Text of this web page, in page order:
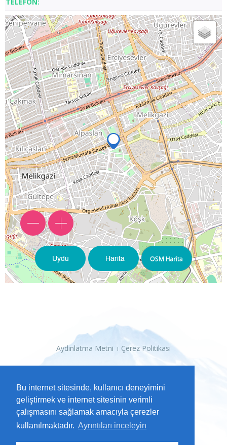
Bu internet sitesinde, kullanıcı deneyimini
geliştirmek ve internet sitesinin verimli
çalışmasını sağlamak amacıyla çerezler
kullanılmaktadır. Ayrıntıları inceleyin
Aydınlatma Metni Çerez Politikası